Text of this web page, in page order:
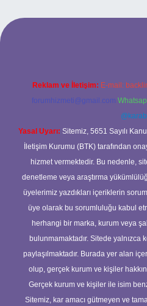
Reklam ve İletişim: E-mail:
forumhizmeti@gmail.com
Yasal Uyarı: Sitemiz, 5651 Sayılı
İletişim Kurumu (BTK) tarafından
hizmet vermektedir. Bu nedenle,
denetleme veya araştırma
üyelerimiz yazdıkları içeriklerin
üye olarak bu sorumluluğu kabul
herhangi bir marka, kurum veya
bulunmamaktadır. Sitede yalnızca
paylaşılmaktadır. Burada yer alan
olup, gerçek kurum ve kişiler
Gerçek kurum ve kişiler ile isim
Sitemiz, kar amacı gütmeyen ve